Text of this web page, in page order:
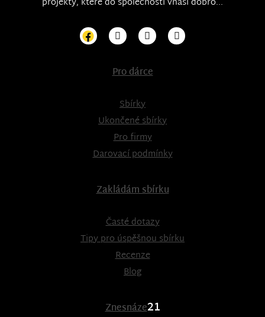
Pro dárce
Sbírky
Ukončené sbírky
Pro firmy
Darovací podmínky
Zakládám sbírku
Časté dotazy
Tipy pro úspěšnou sbírku
Recenze
Blog
Znesnáze21